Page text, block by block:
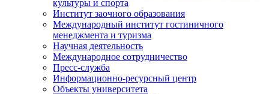
культуры и спорта
Институт заочного образования
Международный институт гостиничного
менеджмента и туризма
Научная деятельность
Международное сотрудничество
Пресс-служба
Информационно-ресурсный центр
Объекты университета